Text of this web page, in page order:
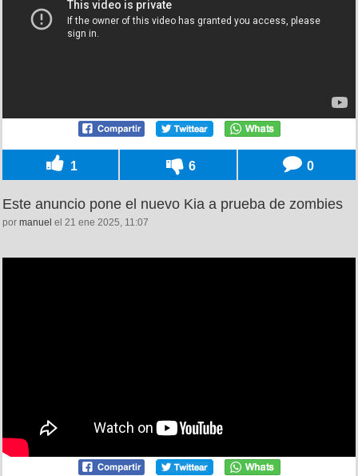
1 6 0
Este anuncio pone el nuevo Kia a prueba de zombies
por manuel el 21 ene 2025, 11:07